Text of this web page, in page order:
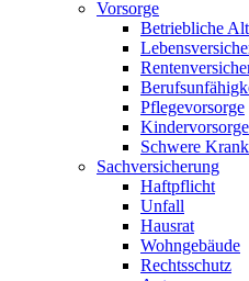
Vorsorge
Betriebliche
Pflegevorsorge
Kindervorsorge
Schwere
Sachversicherung
Haftpflicht
Unfall
Hausrat
Wohngebäude
Rechtsschutz